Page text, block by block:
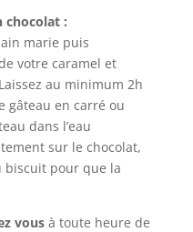
chocolat :
marie puis
votre caramel et
au minimum 2h
gâteau en carré ou
dans l’eau
sur le chocolat,
biscuit pour que la
vousà toute heure de